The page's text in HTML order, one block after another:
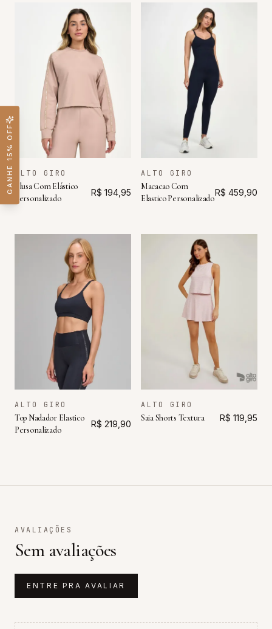
ALTO GIRO
Blusa Com Elástico
Personalizado
R$ 194,95
ALTO GIRO
Macacao Com
Elastico Personalizado
R$ 459,90
ALTO GIRO
Top Nadador Elastico
Personalizado
R$ 219,90
ALTO GIRO
Saia Shorts Textura R$ 119,95
AVALIAÇÕES
Sem avaliações
ENTRE PRA AVALIAR
GANHE 15% OFF